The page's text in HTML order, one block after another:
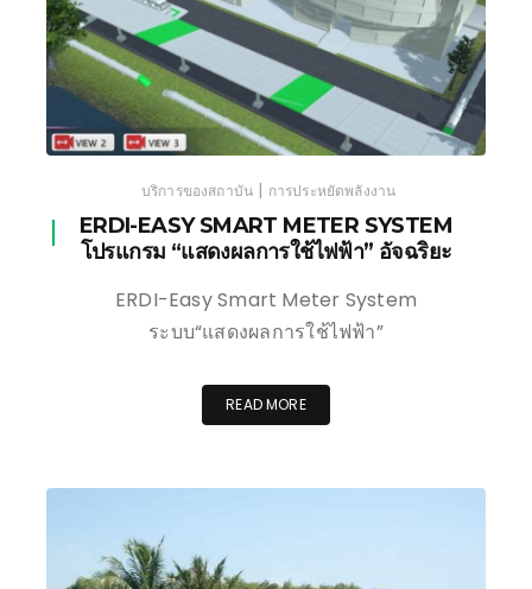
บริการของสถาบัน | การประหยัดพลังงาน
ERDI-EASY SMART METER SYSTEM
โปรแกรม “แสดงผลการใช้ไฟฟ้า” อัจฉริยะ
ERDI-Easy Smart Meter System
ระบบ“แสดงผลการใช้ไฟฟ้า”
READ MORE